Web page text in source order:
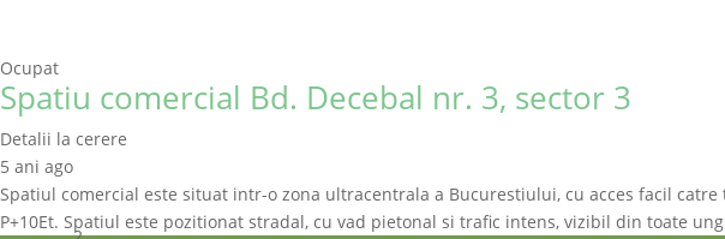
Ocupat
Spatiu comercial Bd. Decebal nr. 3, sector 3
Detalii la cerere
5 ani ago
Spatiul comercial este situat intr-o zona ultracentrala a Bucurestiului, cu acces facil
P+10Et. Spatiul este pozitionat stradal, cu vad pietonal si trafic intens, vizibil din toate